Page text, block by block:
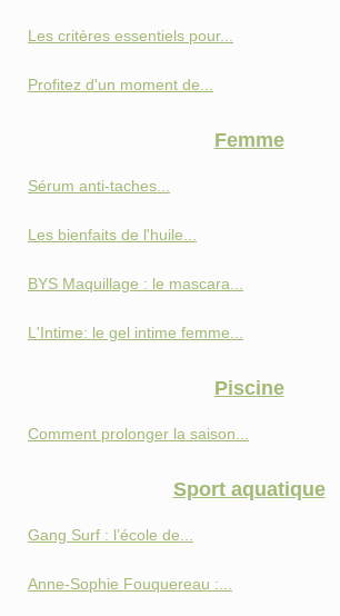
Les critères essentiels pour...
Profitez d'un moment de...
Femme
Sérum anti-taches...
Les bienfaits de l'huile...
BYS Maquillage : le mascara...
L'Intime: le gel intime femme...
Piscine
Comment prolonger la saison...
Sport aquatique
Gang Surf : l’école de...
Anne-Sophie Fouquereau :...